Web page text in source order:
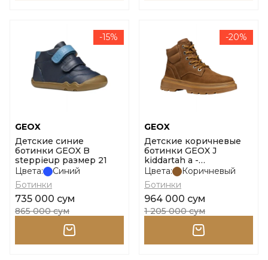
-15%
GEOX
Детские синие
ботинки GEOX B
steppieup размер 21
Цвета:
Синий
Ботинки
735 000 сум
865 000 сум
-20%
GEOX
Детские коричневые
ботинки GEOX J
kiddartah a -
nabuk+nylon размер 28
Цвета:
Коричневый
Ботинки
964 000 сум
1 205 000 сум